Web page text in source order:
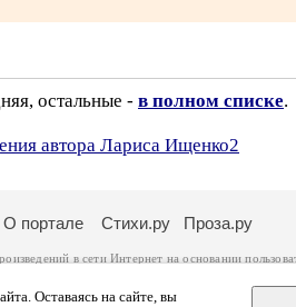
остальные - в полном списке.
автора Лариса Ищенко2
Оставаясь на сайте, вы
О портале Стихи.ру Проза.ру
в сети Интернет на основании
только с согласия его автора, к которому вы
законодательства Российской
более подробнуюинформацию о портале